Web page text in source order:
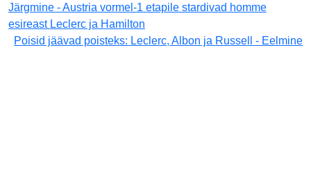
Järgmine - Austria vormel-1 etapile stardivad homme
esireast Leclerc ja Hamilton
Poisid jäävad poisteks: Leclerc, Albon ja Russell - Eelmine